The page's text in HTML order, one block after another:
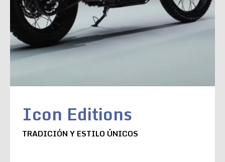
Icon Editions
TRADICIÓN Y ESTILO ÚNICOS